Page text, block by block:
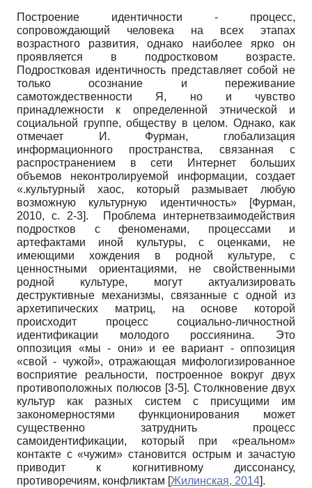
Построение идентичности - процесс,
сопровождающий человека на всех этапах
возрастного развития, однако наиболее ярко он
проявляется в подростковом возрасте.
Подростковая идентичность представляет собой не
только осознание и переживание
самотождественности Я, но и чувство
принадлежности к определенной этнической и
социальной группе, обществу в целом. Однако, как
отмечает И. Фурман, глобализация
информационного пространства, связанная с
распространением в сети Интернет больших
объемов неконтролируемой информации, создает
«.культурный хаос, который размывает любую
возможную культурную идентичность»
[Фурман,
2010, с. 2-3]. Проблема интернет­взаимодействия
подростков с феноменами, процессами и
артефактами иной культуры, с оценками, не
имеющими хождения в родной культуре, с
ценностными ориентациями, не свойственными
родной культуре, могут актуализировать
деструктивные механизмы, связанные с одной из
архетипических матриц, на основе которой
происходит процесс социально-личностной
идентификации молодого россиянина. Это
оппозиция «мы - они» и ее вариант - оппозиция
«свой - чужой», отражающая мифологизированное
восприятие реальности, построенное вокруг двух
противоположных полюсов [3-5]. Столкновение двух
культур как разных систем с присущими им
закономерностями функционирования может
существенно затруднить процесс
самоидентификации, который при «реальном»
контакте с «чужим» становится острым и зачастую
приводит к когнитивному диссонансу,
противоречиям, конфликтам [Жилинская, 2014].